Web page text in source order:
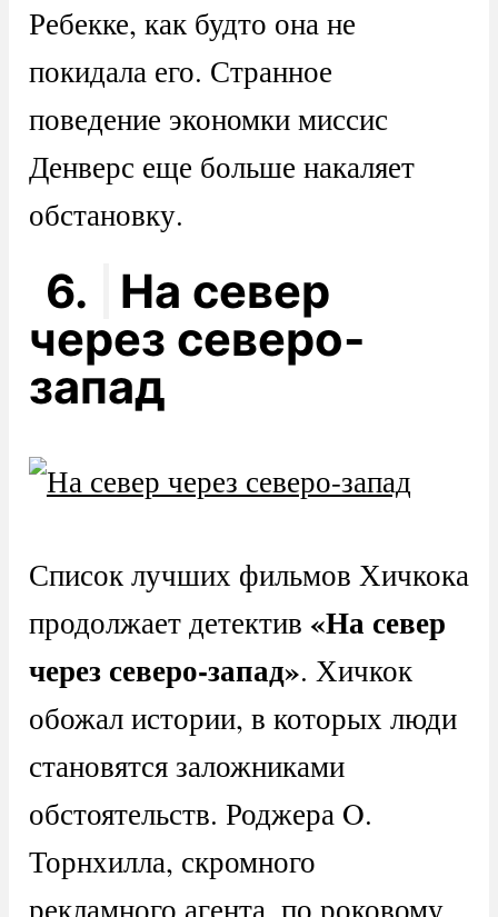
Ребекке, как будто она не
покидала его. Странное
поведение экономки миссис
Денверс еще больше накаляет
обстановку.
6.
На север
через северо-
запад
Список лучших фильмов Хичкока
продолжает детектив «На север
через северо-запад». Хичкок
обожал истории, в которых люди
становятся заложниками
обстоятельств. Роджера O.
Торнхилла, скромного
рекламного агента, по роковому